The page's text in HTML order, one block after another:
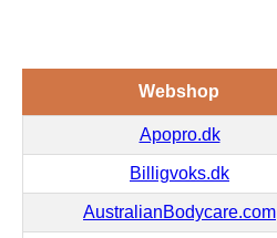
Webshop
Apopro.dk
Billigvoks.dk
AustralianBodycare.com